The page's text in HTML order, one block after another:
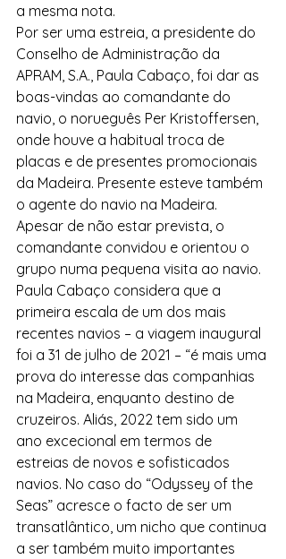
a mesma nota.
Por ser uma estreia, a presidente do
Conselho de Administração da
APRAM, S.A., Paula Cabaço, foi dar as
boas-vindas ao comandante do
navio, o norueguês Per Kristoffersen,
onde houve a habitual troca de
placas e de presentes promocionais
da Madeira. Presente esteve também
o agente do navio na Madeira.
Apesar de não estar prevista, o
comandante convidou e orientou o
grupo numa pequena visita ao navio.
Paula Cabaço considera que a
primeira escala de um dos mais
recentes navios – a viagem inaugural
foi a 31 de julho de 2021 – “é mais uma
prova do interesse das companhias
na Madeira, enquanto destino de
cruzeiros. Aliás, 2022 tem sido um
ano excecional em termos de
estreias de novos e sofisticados
navios. No caso do “Odyssey of the
Seas” acresce o facto de ser um
transatlântico, um nicho que continua
a ser também muito importantes